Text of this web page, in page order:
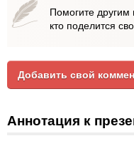
Помогите другим
кто поделится
Добавить свой
Аннотация к